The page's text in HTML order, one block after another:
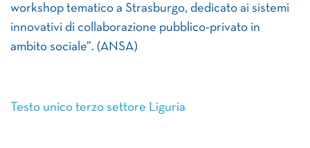
workshop tematico a Strasburgo, dedicato ai sistemi
innovativi di collaborazione pubblico-privato in
ambito sociale”. (ANSA)
Testo unico terzo settore Liguria